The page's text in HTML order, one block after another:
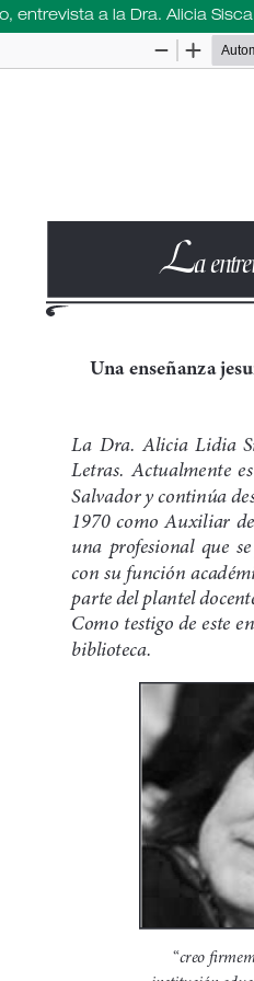
entrevista a la Dra. Alicia Sisca